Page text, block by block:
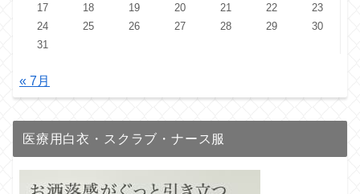
17
18 19 20 21 22
23
24
25 26 27 28 29
30
31
« 7月
医療用白衣・スクラブ・ナース服